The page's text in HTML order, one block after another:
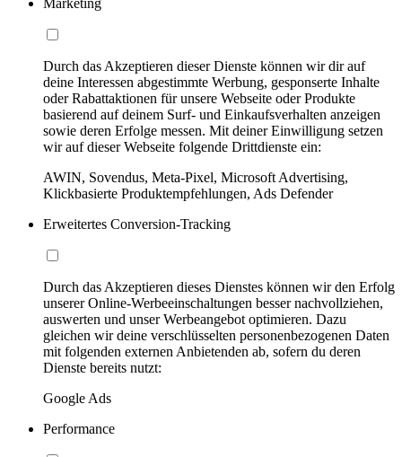
Marketing
Durch das Akzeptieren dieser Dienste können wir dir auf
deine Interessen abgestimmte Werbung, gesponserte Inhalte
oder Rabattaktionen für unsere Webseite oder Produkte
basierend auf deinem Surf- und Einkaufsverhalten anzeigen
sowie deren Erfolge messen. Mit deiner Einwilligung setzen
wir auf dieser Webseite folgende Drittdienste ein:
AWIN, Sovendus, Meta-Pixel, Microsoft Advertising,
Klickbasierte Produktempfehlungen, Ads Defender
Erweitertes Conversion-Tracking
Durch das Akzeptieren dieses Dienstes können wir den Erfolg
unserer Online-Werbeeinschaltungen besser nachvollziehen,
auswerten und unser Werbeangebot optimieren. Dazu
gleichen wir deine verschlüsselten personenbezogenen Daten
mit folgenden externen Anbietenden ab, sofern du deren
Dienste bereits nutzt:
Google Ads
Performance